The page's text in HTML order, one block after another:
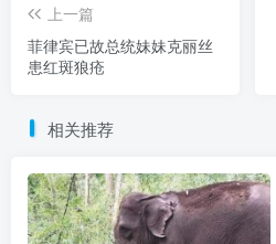
上一篇
菲律宾已故总统妹妹克丽丝
患红斑狼疮
相关推荐